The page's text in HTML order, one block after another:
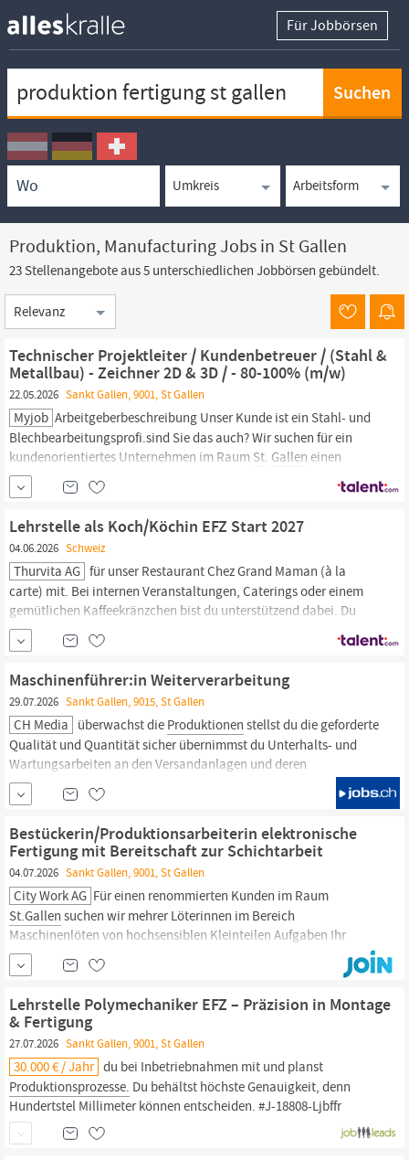
Für Jobbörsen
Ortssuche
Umkreissuche
Arbeitsform
Produktion, Manufacturing Jobs in St Gallen
23 Stellenangebote aus 5 unterschiedlichen Jobbörsen gebündelt.
Sortierung
Technischer Projektleiter / Kundenbetreuer / (Stahl &
Metallbau) - Zeichner 2D & 3D / - 80-100% (m/w)
22.05.2026 Sankt Gallen, 9001, St Gallen
Myjob Arbeitgeberbeschreibung Unser Kunde ist ein Stahl- und
Blechbearbeitungsprofi.sind Sie das auch? Wir suchen für ein
kundenorientiertes Unternehmen im Raum St. Gallen einen
erfahrenen und aufgestellten Mitarbeiter für das technische Büro.
Sie sind in der Stahl- und Blechverarbeitung zu Hause und
arbeiten gerne mit anderen Abteilungen wie
Innendienst...
Lehrstelle als Koch/Köchin EFZ Start 2027
04.06.2026 Schweiz
Thurvita AG für unser Restaurant Chez Grand Maman (à la
carte) mit. Bei internen Veranstaltungen, Caterings oder einem
gemütlichen Kaffeekränzchen bist du unterstützend dabei. Du
bringst deine eigenen Ideen und eigene Kreativität ein, um den
Geschmack unserer Kund:innen zu treffen. Du besuchst die
Maschinenführer:in Weiterverarbeitung
29.07.2026 Sankt Gallen, 9015, St Gallen
CH Media überwachst die Produktionen stellst du die geforderte
Qualität und Quantität sicher übernimmst du Unterhalts- und
Wartungsarbeiten an den Versandanlagen und deren
Peripheriegeräten arbeitest du im 2-Schichtbetrieb (Früh- und
Spätschicht) Du kommst hier zum Ziel, wenn du eine
abgeschlossene technische Ausbildung mitbringst du Erfahrung
im Umgang mitProduktionsanlagen
Bestückerin/Produktionsarbeiterin elektronische
Fertigung mit Bereitschaft zur Schichtarbeit
04.07.2026 Sankt Gallen, 9001, St Gallen
City Work AG Für einen renommierten Kunden im Raum
St.Gallen suchen wir mehrer Löterinnen im Bereich
Maschinenlöten von hochsensiblen Kleinteilen Aufgaben Ihr
Aufgabengebiet Montage und Prüfung von Baugruppen gemäss
Arbeitspapier Ablängen, Abisolieren und Weichlöten von Kabeln
Lehrstelle Polymechaniker EFZ – Präzision in Montage
& Fertigung
27.07.2026 Sankt Gallen, 9001, St Gallen
30.000 € / Jahr du bei Inbetriebnahmen mit und planst
Produktionsprozesse. Du behältst höchste Genauigkeit, denn
Hundertstel Millimeter können entscheiden. #J-18808-Ljbffr